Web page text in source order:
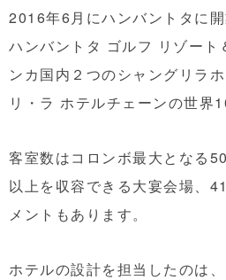
2016年6月にハンバントタに
ハンバントタ ゴルフ リゾート
ンカ国内２つのシャングリラ
リ・ラ ホテルチェーンの世界
客室数はコロンボ最大となる
以上を収容できる大宴会場、
メントもあります。
ホテルの設計を担当したのは